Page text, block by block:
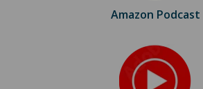
Amazon Podcast